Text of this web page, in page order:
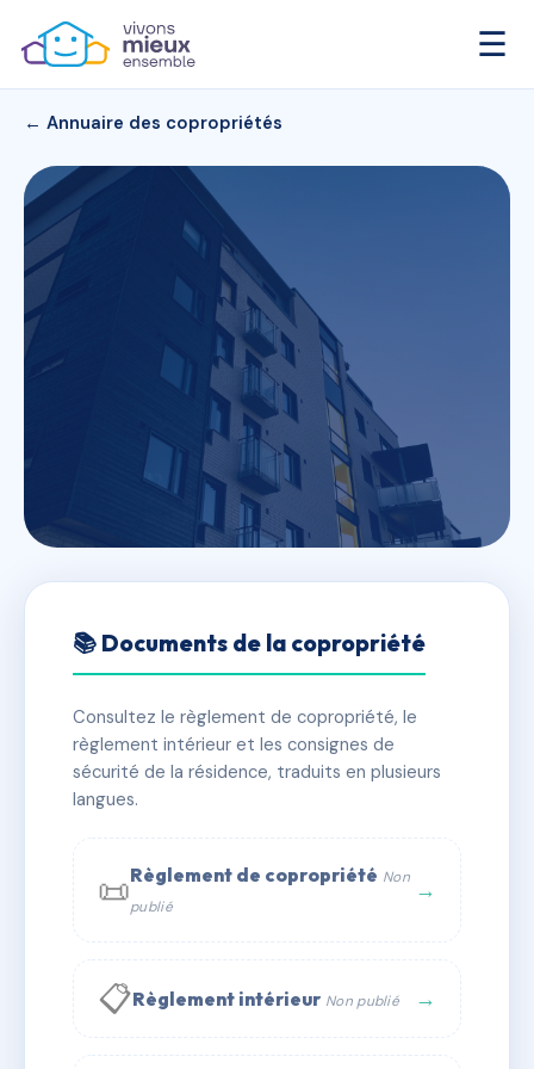
☰
← Annuaire des copropriétés
RESIDENCE 30
MALAUSSENA
📍 30 av malaussena 06000 Nice
✓ Immatriculée 🏠 19 lots 🏗 1 bâtiment(s)
📞 Contacter Syndic Digital 💬 WhatsApp
✉ Email
📚 Documents de la copropriété
Consultez le règlement de copropriété, le
règlement intérieur et les consignes de
sécurité de la résidence, traduits en plusieurs
langues.
📜Règlement de copropriété Non
publié
→
📋Règlement intérieur Non publié →